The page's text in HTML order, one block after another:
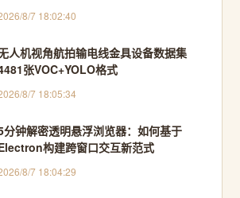
8/7 18:02:40
人机视角航拍输电线金具设备数据集
张VOC+YOLO格式
8/7 18:05:34
分钟解密透明悬浮浏览器：如何基于
构建跨窗口交互新范式
8/7 18:04:29